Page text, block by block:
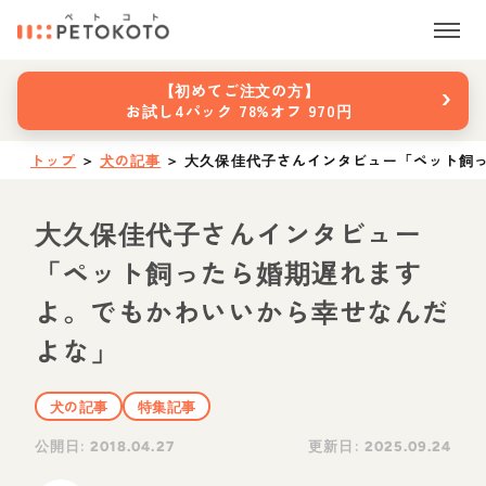
【初めてご注文の方】
お試し4パック 78%オフ 970円
›
トップ ＞ 犬の記事 ＞ 大久保佳代子さんインタビュー「ペット飼
大久保佳代子さんインタビュー
「ペット飼ったら婚期遅れます
よ。でもかわいいから幸せなんだ
よな」
犬の記事
特集記事
公開日:2018.04.27 更新日: 2025.09.24